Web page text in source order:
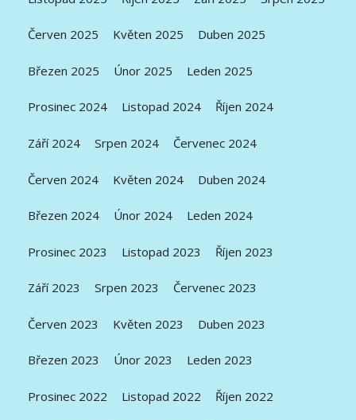
Červen 2025 Květen 2025 Duben 2025
Březen 2025 Únor 2025 Leden 2025
Prosinec 2024 Listopad 2024 Říjen 2024
Září 2024 Srpen 2024 Červenec 2024
Červen 2024 Květen 2024 Duben 2024
Březen 2024 Únor 2024 Leden 2024
Prosinec 2023 Listopad 2023 Říjen 2023
Září 2023 Srpen 2023 Červenec 2023
Červen 2023 Květen 2023 Duben 2023
Březen 2023 Únor 2023 Leden 2023
Prosinec 2022 Listopad 2022 Říjen 2022